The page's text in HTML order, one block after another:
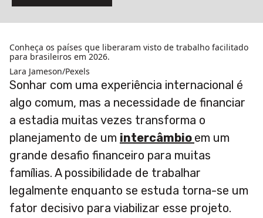
Conheça os países que liberaram visto de trabalho facilitado
para brasileiros em 2026.
Lara Jameson/Pexels
Sonhar com uma experiência internacional é
algo comum, mas a necessidade de financiar
a estadia muitas vezes transforma o
planejamento de um intercâmbio em um
grande desafio financeiro para muitas
famílias. A possibilidade de trabalhar
legalmente enquanto se estuda torna-se um
fator decisivo para viabilizar esse projeto.